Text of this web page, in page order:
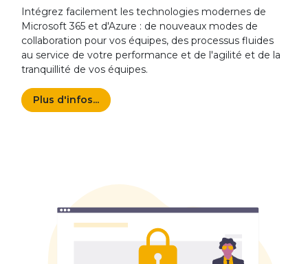
Intégrez facilement les technologies modernes de
Microsoft 365 et d'Azure : de nouveaux modes de
collaboration pour vos équipes, des processus fluides
au service de votre performance et de l'agilité et de la
tranquillité de vos équipes.
Plus d'infos...